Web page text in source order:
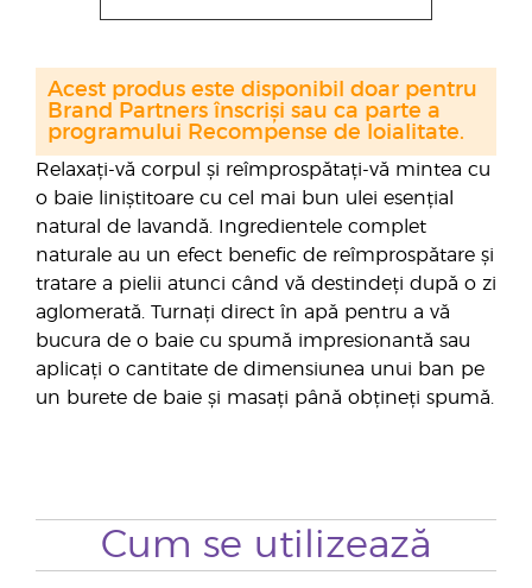
Relaxați-vă corpul și reîmprospătați-vă mintea cu
o baie liniștitoare cu cel mai bun ulei esențial
natural de lavandă. Ingredientele complet
naturale au un efect benefic de reîmprospătare și
tratare a pielii atunci când vă destindeți după o zi
aglomerată. Turnați direct în apă pentru a vă
bucura de o baie cu spumă impresionantă sau
aplicați o cantitate de dimensiunea unui ban pe
un burete de baie și masați până obțineți spumă.
Acest produs este disponibil doar pentru
Brand Partners înscriși sau ca parte a
programului Recompense de loialitate.
Cum se utilizează